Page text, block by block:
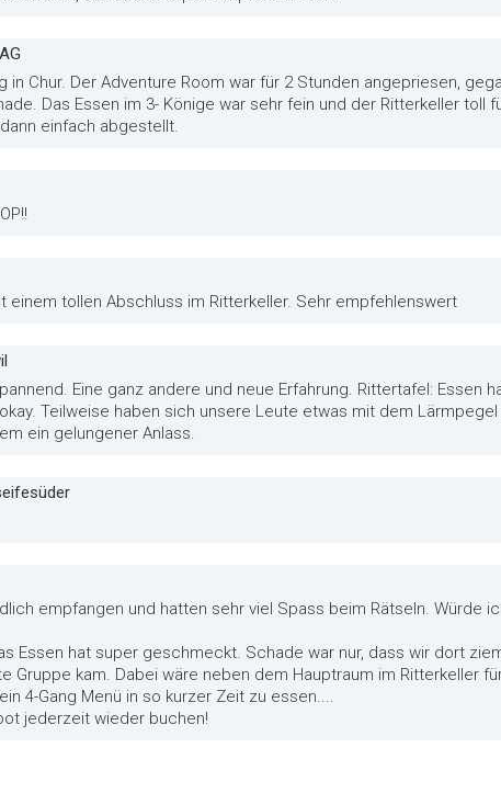
in Chur. Der Adventure Room war für 2 Stunden angepriesen,
Das Essen im 3- Könige war sehr fein und der Ritterkeller toll
einfach abgestellt.
einem tollen Abschluss im Ritterkeller. Sehr empfehlenswert
Eine ganz andere und neue Erfahrung. Rittertafel: Essen
Teilweise haben sich unsere Leute etwas mit dem
ein gelungener Anlass.
empfangen und hatten sehr viel Spass beim Rätseln. Würde
Essen hat super geschmeckt. Schade war nur, dass wir dort
Gruppe kam. Dabei wäre neben dem Hauptraum im Ritterkeller
4-Gang Menü in so kurzer Zeit zu essen....
jederzeit wieder buchen!